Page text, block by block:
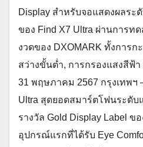
Display สำหรับจอแสดงผลระ
ของ Find X7 Ultra ผ่านการท
งวดของ DXOMARK ทั้งการ
สว่างขั้นต่ำ, การกรองแสงสีฟ้
31 พฤษภาคม 2567 กรุงเทพฯ
Ultra สุดยอดสมาร์ตโฟนระดับ
รางวัล Gold Display Label ข
อุปกรณ์แรกที่ได้รับ Eye